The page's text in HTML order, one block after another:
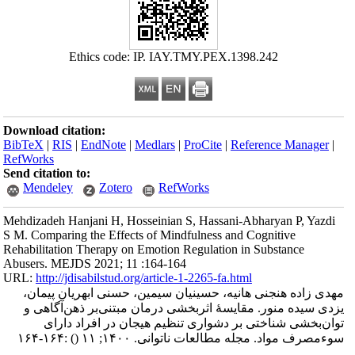
Ethics code: IP. IAY.TMY.PEX.1398.242
Download citation:
BibTeX |RIS |EndNote |Medlars |ProCite |Reference Manager
RefWorks
Send citation to:
Mendeley
Zotero RefWorks
Mehdizadeh Hanjani H, Hosseinian S, Hassani-Abharyan P, Yazdi
S M. Comparing the Effects of Mindfulness and Cognitive
Rehabilitation Therapy on Emotion Regulation in Substance
Abusers. MEJDS 2021; 11 :164-164
URL:http://jdisabilstud.org/article-1-2265-fa.html
مهدی زاده هنجنی هانیه، حسینیان سیمین، حسنی ابهریان پیمان،
یزدی سیده منور. مقایسهٔ اثربخشی درمان مبتنی‌بر ذهن‌آگاهی و
توان‌بخشی شناختی بر دشواری تنظیم هیجان در افراد دارای
سوءمصرف مواد. مجله مطالعات ناتوانی. ۱۴۰۰; ۱۱
() :۱۶۴-۱۶۴